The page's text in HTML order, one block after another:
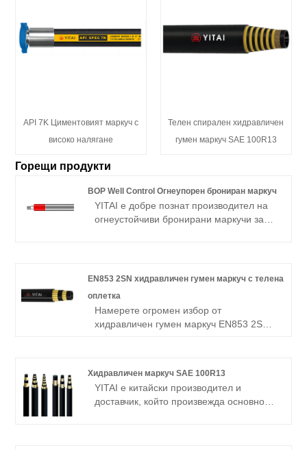
API 7K Циментовият маркуч с
високо налягане
Телен спирален хидравличен
гумен маркуч SAE 100R13
Горещи продукти
BOP Well Control Огнеупорен брониран маркуч
YITAI е добре познат производител на
огнеустойчиви бронирани маркучи за
EN853 2SN хидравличен гумен маркуч с телена
оплетка
Намерете огромен избор от
хидравличен гумен маркуч EN853 2SN с
продължение на много години. Нашите
продукти имат добро ценово
предимство и покриват повечето
Хидравличен маркуч SAE 100R13
YITAI е китайски производител и
доставчик, който произвежда основно